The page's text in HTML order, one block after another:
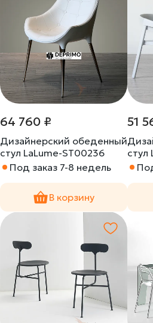
64 760 ₽
Дизайнерский обеденный
стул LaLume-ST00236
Под заказ 7-8 недель
В корзину
51
стул